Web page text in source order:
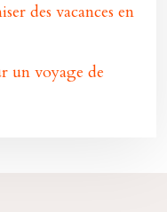
des vacances en
un voyage de